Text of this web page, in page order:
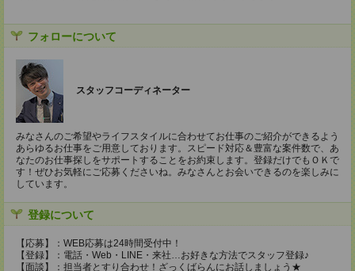
フォローについて
スタッフコーディネーター
みなさんのご希望やライフスタイルに合わせてお仕事のご紹介ができるよう
あらゆるお仕事をご用意しております。スピード対応＆豊富な案件数で、あ
なたのお仕事探しをサポートすることをお約束します。登録だけでもＯＫで
す！ぜひお気軽にご応募くださいね。みなさんとお会いできるのを楽しみに
しています。
登録について
【応募】：WEB応募は24時間受付中！
【登録】：電話・Web・LINE・来社…お好きな方法でスタッフ登録♪
【面談】：担当者とすり合わせ！ざっくばらんにお話しましょう★